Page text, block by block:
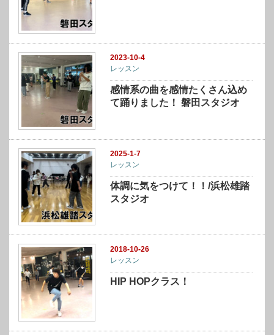
2023-10-4
レッスン
感情系の曲を感情たくさん込め
て踊りました！ 磐田スタジオ
2025-1-7
レッスン
体調に気をつけて！！/浜松雄踏
スタジオ
2018-10-26
レッスン
HIP HOPクラス！